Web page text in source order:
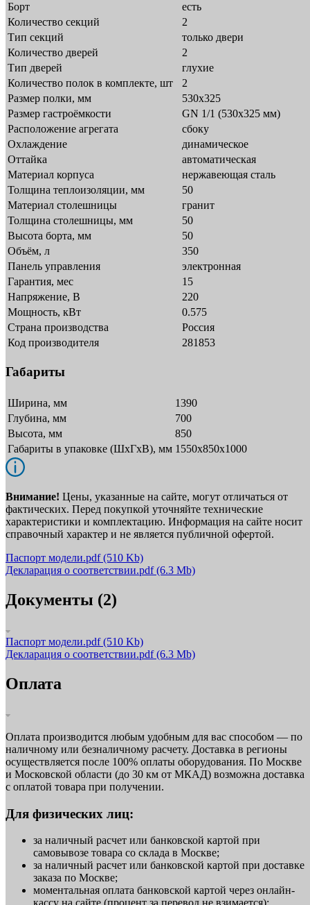
Борт
есть
Количество секций
2
Тип секций
только двери
Количество дверей
2
Тип дверей
глухие
Количество полок в комплекте, шт
2
Размер полки, мм
530x325
Размер гастроёмкости
GN 1/1 (530х325 мм)
Расположение агрегата
сбоку
Охлаждение
динамическое
Оттайка
автоматическая
Материал корпуса
нержавеющая сталь
Толщина теплоизоляции, мм
50
Материал столешницы
гранит
Толщина столешницы, мм
50
Высота борта, мм
50
Объём, л
350
Панель управления
электронная
Гарантия, мес
15
Напряжение, В
220
Мощность, кВт
0.575
Страна производства
Россия
Код производителя
281853
Габариты
Ширина, мм
1390
Глубина, мм
700
Высота, мм
850
Габариты в упаковке (ШxГxВ), мм 1550х850х1000
Внимание! Цены, указанные на сайте, могут отличаться от
фактических. Перед покупкой уточняйте технические
характеристики и комплектацию. Информация на сайте носит
справочный характер и не является публичной офертой.
Паспорт модели.pdf(510 Kb)
Декларация о соответствии.pdf(6.3 Mb)
Документы (2)
Паспорт модели.pdf(510 Kb)
Декларация о соответствии.pdf(6.3 Mb)
Оплата
Оплата производится любым удобным для вас способом — по
наличному или безналичному расчету. Доставка в регионы
осуществляется после 100% оплаты оборудования. По Москве
и Московской области (до 30 км от МКАД) возможна доставка
с оплатой товара при получении.
Для физических лиц:
за наличный расчет или банковской картой при
самовывозе товара со склада в Москве;
за наличный расчет или банковской картой при доставке
заказа по Москве;
моментальная оплата банковской картой через онлайн-